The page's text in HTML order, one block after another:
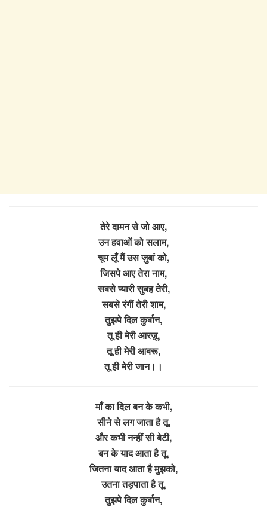
तेरे दामन से जो आए,
उन हवाओं को सलाम,
चूम लूँ मैं उस ज़ुबां को,
जिसपे आए तेरा नाम,
सबसे प्यारी सुबह तेरी,
सबसे रंगीं तेरी शाम,
तुझपे दिल कुर्बान,
तू ही मेरी आरज़ू,
तू ही मेरी आबरू,
तू ही मेरी जान।।
माँ का दिल बन के कभी,
सीने से लग जाता है तू,
और कभी नन्हीं सी बेटी,
बन के याद आता है तू,
जितना याद आता है मुझको,
उतना तड़पाता है तू,
तुझपे दिल कुर्बान,